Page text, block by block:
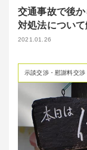
交通事故で後
対処法につい
2021.01.26
示談交渉・慰謝料交渉